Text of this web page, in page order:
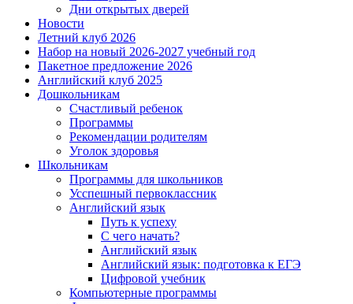
Дни открытых дверей
Новости
Летний клуб 2026
Набор на новый 2026-2027 учебный год
Пакетное предложение 2026
Английский клуб 2025
Дошкольникам
Счастливый ребенок
Программы
Рекомендации родителям
Уголок здоровья
Школьникам
Программы для школьников
Усспешный первоклассник
Английский язык
Путь к успеху
С чего начать?
Английский язык
Английский язык: подготовка к ЕГЭ
Цифровой учебник
Компьютерные программы